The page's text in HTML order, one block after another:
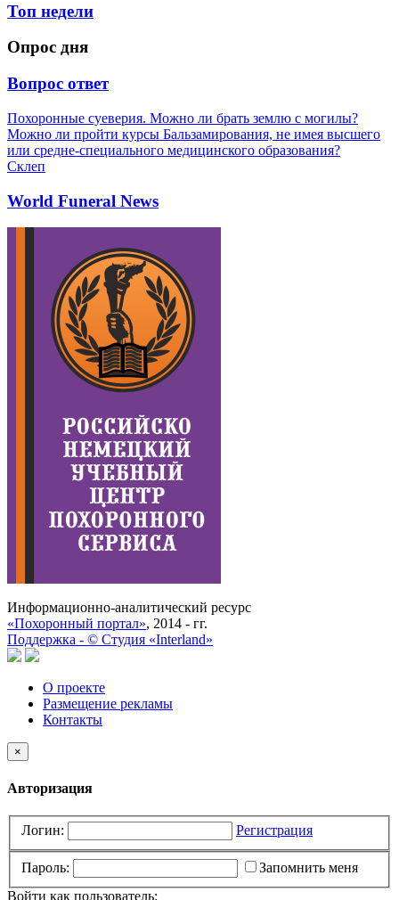
Топ недели
Опрос дня
Вопрос ответ
Похоронные суеверия. Можно ли брать землю с могилы?
Можно ли пройти курсы Бальзамирования, не имея высшего
или средне-специального медицинского образования?
Склеп
World Funeral News
Информационно-аналитический ресурс
«Похоронный портал», 2014 - гг.
Поддержка - © Cтудия «Interland»
О проекте
Размещение рекламы
Контакты
×
Авторизация
Логин: Регистрация
Пароль:
Запомнить меня
Войти как пользователь: